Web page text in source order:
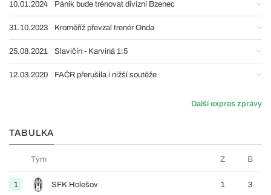
10.01.2024 Páník bude trénovat divizní Bzenec
31.10.2023 Kroměříž převzal trenér Onda
25.08.2021 Slavičín - Karviná 1:5
12.03.2020 FAČR přerušila i nižší soutěže
Další expres zprávy
TABULKA
Tým Z B
1 SFK Holešov 1 3